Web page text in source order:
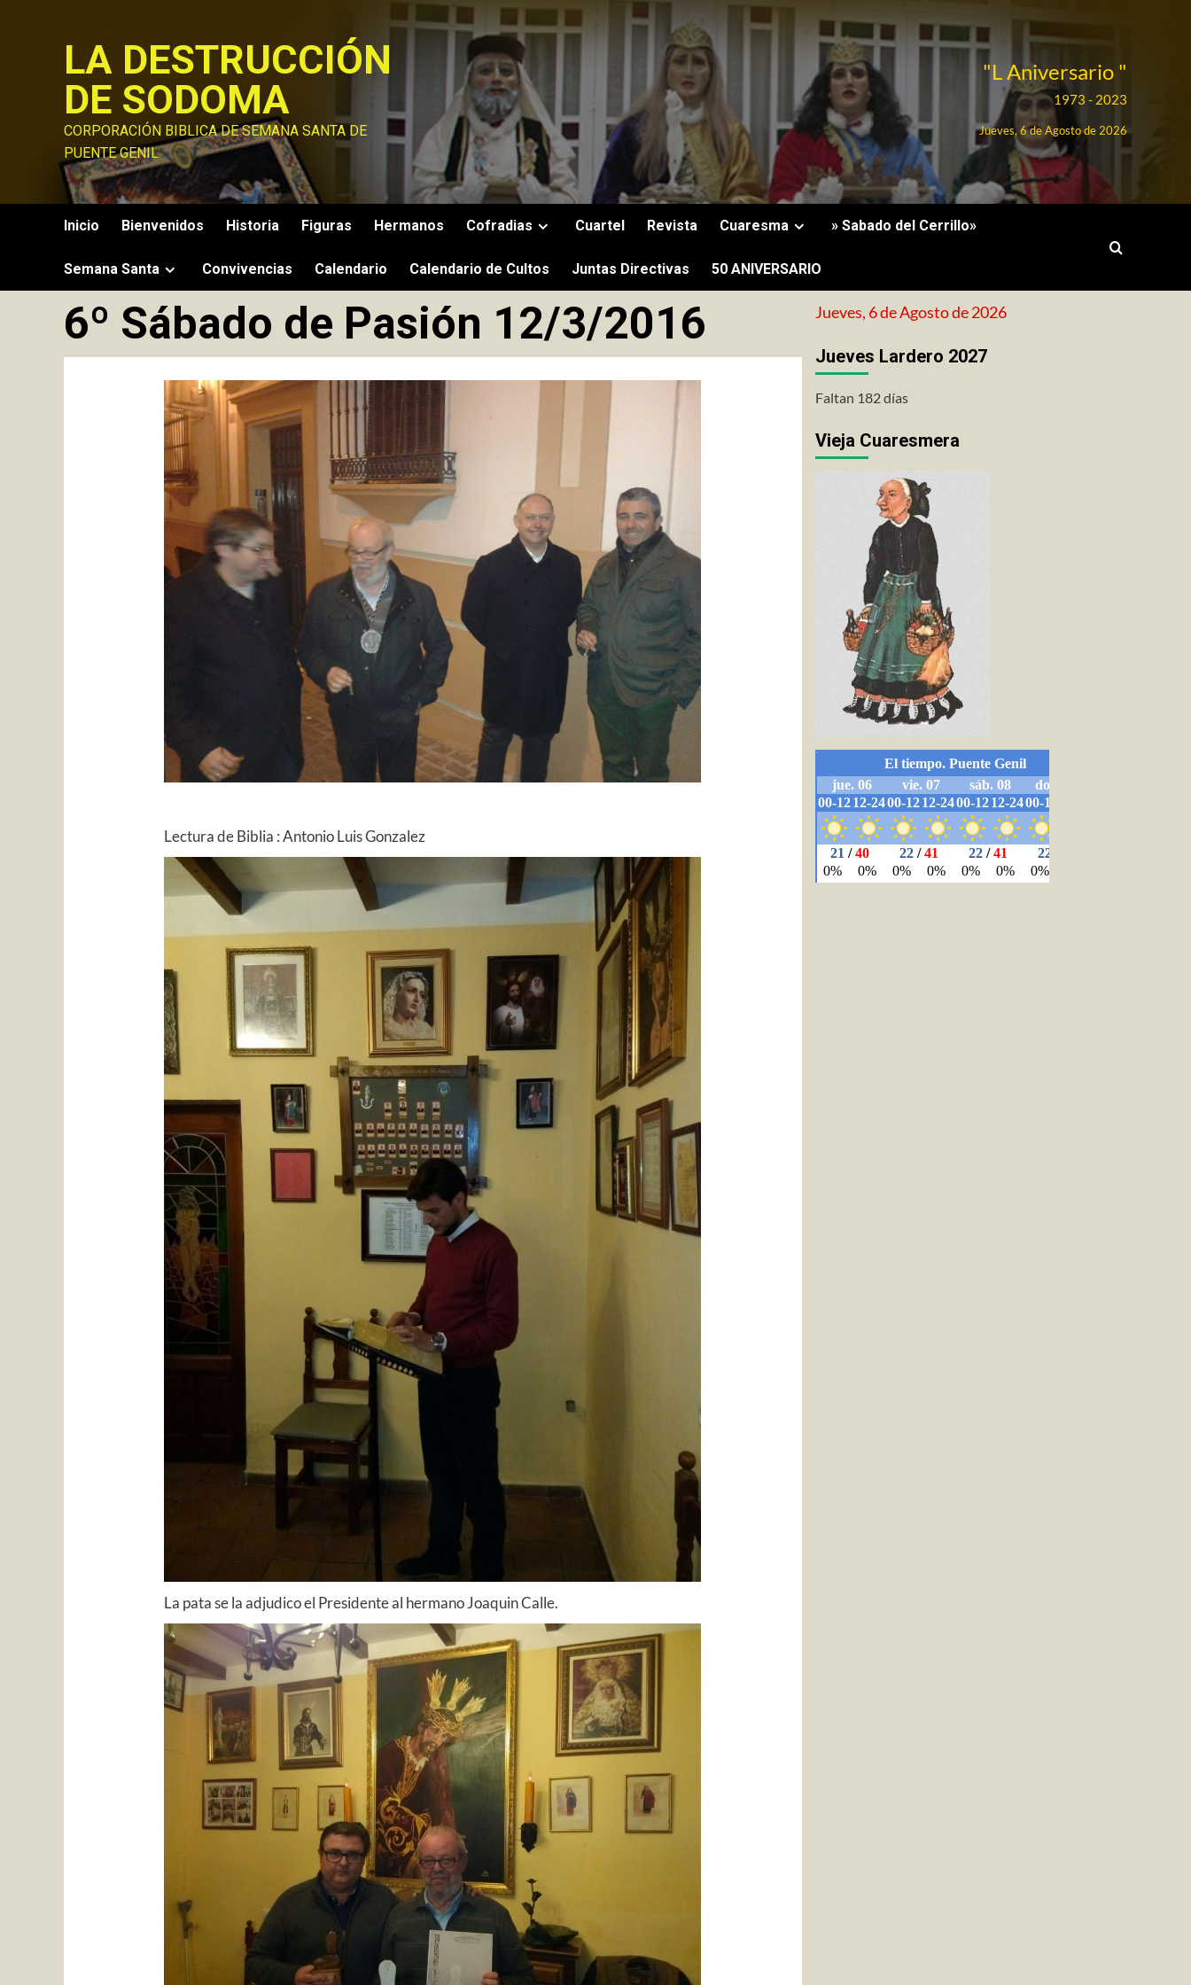
LA DESTRUCCIÓN
DE SODOMA
CORPORACIÓN BIBLICA DE SEMANA SANTA DE
PUENTE GENIL
"L Aniversario "
1973 - 2023
Jueves, 6 de Agosto de 2026
Inicio Bienvenidos Historia Figuras Hermanos Cofradias Cuartel Revista Cuaresma » Sabado del Cerrillo»
Semana Santa Convivencias Calendario Calendario de Cultos Juntas Directivas 50 ANIVERSARIO
6º Sábado de Pasión 12/3/2016
Lectura de Biblia : Antonio Luis Gonzalez
La pata se la adjudico el Presidente al hermano Joaquin Calle.
Jueves, 6 de Agosto de 2026
Jueves Lardero 2027
Faltan 182 días
Vieja Cuaresmera